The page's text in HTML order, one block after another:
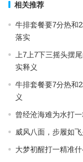
相关推荐
牛排套餐要7分热和
落实
上7上7下三摇头摆
实释义
牛排套餐要7分热和
义
曾经沧海难为水打
威风八面，步履如
大梦初醒打一精准